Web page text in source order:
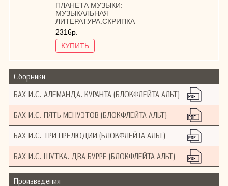
ПЛАНЕТА МУЗЫКИ:
МУЗЫКАЛЬНАЯ
ЛИТЕРАТУРА.СКРИПКА
2316р.
КУПИТЬ
Сборники
БАХ И.С. АЛЕМАНДА. КУРАНТА (БЛОКФЛЕЙТА АЛЬТ)
БАХ И.С. ПЯТЬ МЕНУЭТОВ (БЛОКФЛЕЙТА АЛЬТ)
БАХ И.С. ТРИ ПРЕЛЮДИИ (БЛОКФЛЕЙТА АЛЬТ)
БАХ И.С. ШУТКА. ДВА БУРРЕ (БЛОКФЛЕЙТА АЛЬТ)
Произведения